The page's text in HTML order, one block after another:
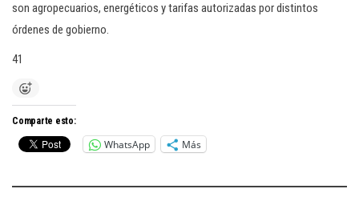
son agropecuarios, energéticos y tarifas autorizadas por distintos
órdenes de gobierno.
41
Comparte esto:
WhatsApp Más